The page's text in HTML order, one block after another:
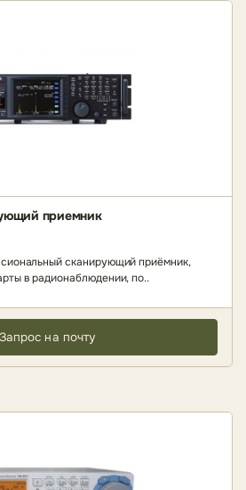
приемник
сканирующий приёмник,
в радионаблюдении, по..
Запрос на почту